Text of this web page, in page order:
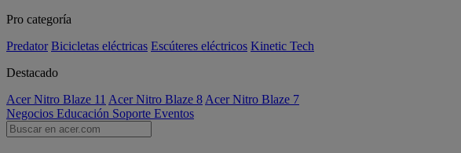
Pro categoría
Predator Bicicletas eléctricas Escúteres eléctricos Kinetic Tech
Destacado
Acer Nitro Blaze 11 Acer Nitro Blaze 8 Acer Nitro Blaze 7
Negocios Educación Soporte Eventos